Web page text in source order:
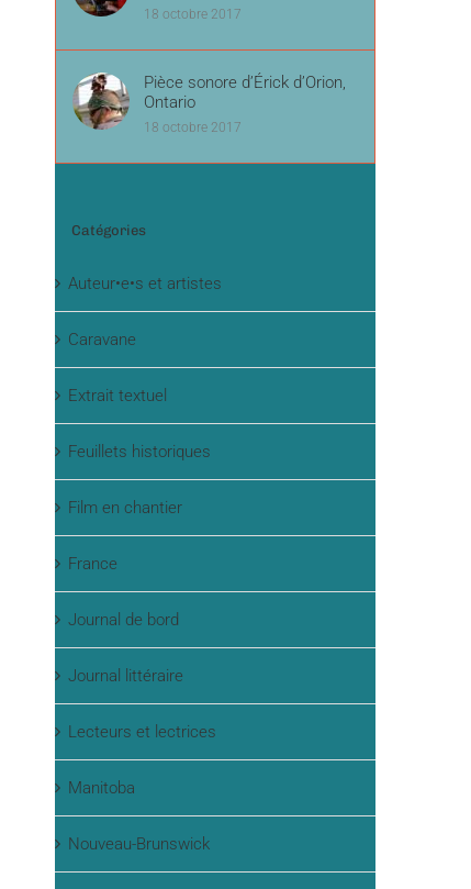
18 octobre 2017
Pièce sonore d’Érick d’Orion,
Ontario
18 octobre 2017
Catégories
Auteur•e•s et artistes
Caravane
Extrait textuel
Feuillets historiques
Film en chantier
France
Journal de bord
Journal littéraire
Lecteurs et lectrices
Manitoba
Nouveau-Brunswick